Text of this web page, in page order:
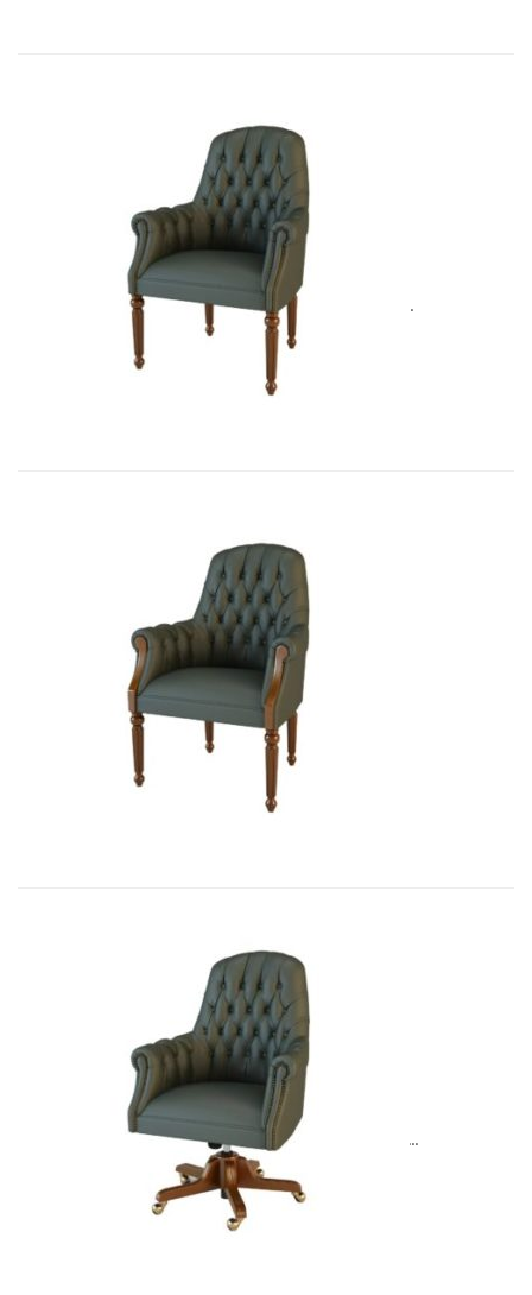
Art&Moble 01013F Кресло посетит�...
4 928,80
Art&Moble 01013FB Кресло посетит...
Art&Moble 01013G Кресло конфиде�...
6 954,57€